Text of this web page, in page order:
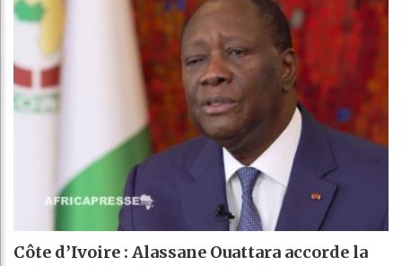
Côte d’Ivoire : Alassane Ouattara accorde la